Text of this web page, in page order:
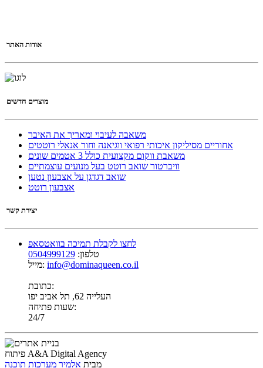
אודות האתר
מוצרים חדשים
משאבה לעיבוי ומאריך את האיבר
אחוריים מסיליקון איכותי רפואי ווגיאנה וחור אנאלי רוטטים
משאבת ווקום מקצועית כולל 3 אטמים שונים
וויברטור שואב רוטט בעל מנועים עוצמתיים
שואב דגדגן על אצבעון נטען
אצבעון רוטט
יצירת קשר
לחצו לקבלת תמיכה בוואטסאפ
טלפון: 0504999129
מייל: info@dominaqueen.co.il
כתובת:
העלייה 62, תל אביב יפו
שעות פתיחה:
24/7
פיתוח A&A Digital Agency
מבית אלמיר מערכות תוכנה